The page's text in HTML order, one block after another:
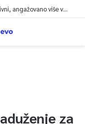
Pojedini požari u Hercegovini i dalje aktivni, angažovano više vatrogasaca i helikopter
za